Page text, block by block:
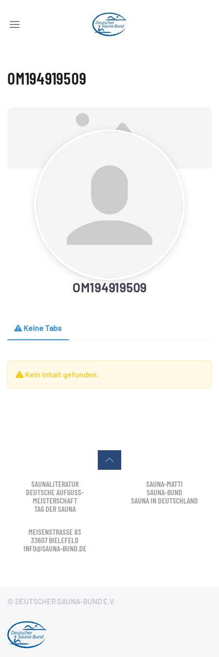
OM194919509
OM194919509
Keine Tabs
Kein Inhalt gefunden.
SAUNALITERATUR
DEUTSCHE AUFGUSS-
MEISTERSCHAFT
TAG DER SAUNA
SAUNA-MATTI
SAUNA-BUND
SAUNA IN DEUTSCHLAND
MEISENSTRASSE 83
33607 BIELEFELD
INFO@SAUNA-BUND.DE
© DEUTSCHER SAUNA-BUND E.V.